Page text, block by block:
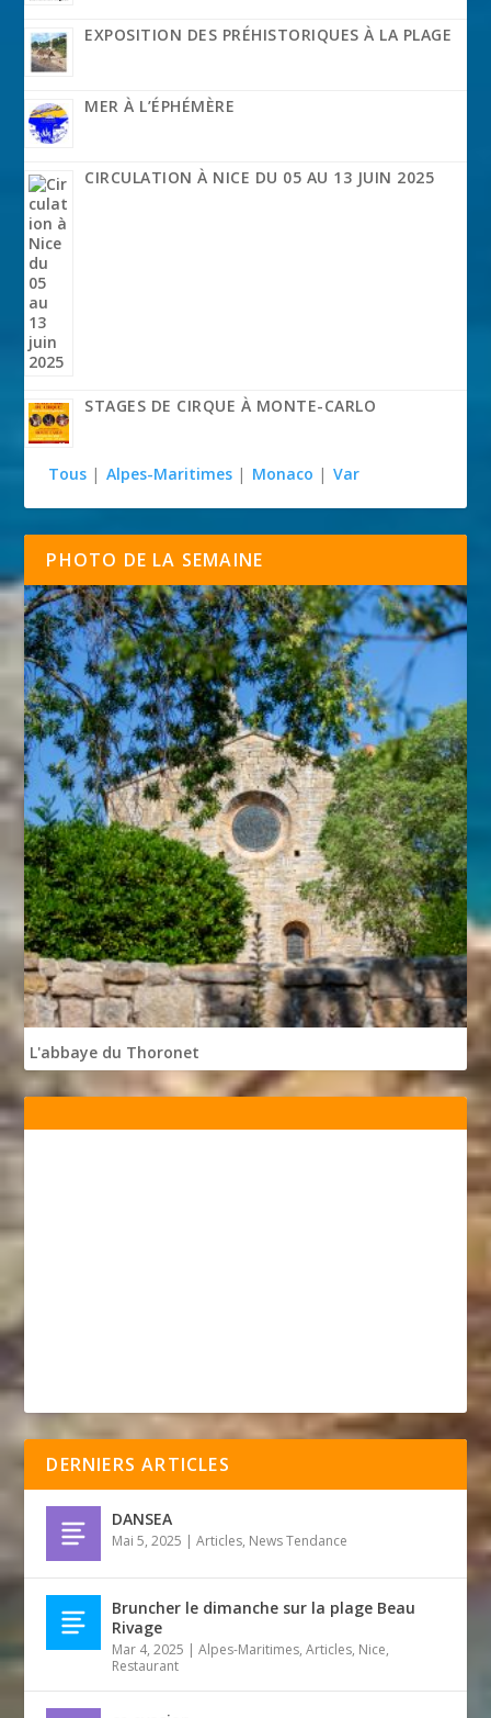
EXPOSITION DES PRÉHISTORIQUES À LA PLAGE
MER À L’ÉPHÉMÈRE
CIRCULATION À NICE DU 05 AU 13 JUIN 2025
STAGES DE CIRQUE À MONTE-CARLO
Tous | Alpes-Maritimes | Monaco | Var
PHOTO DE LA SEMAINE
L'abbaye du Thoronet
DERNIERS ARTICLES
DANSEA
Mai 5, 2025 |Articles, News Tendance
Bruncher le dimanche sur la plage Beau
Rivage
Mar 4, 2025 |Alpes-Maritimes,Articles, Nice,
Restaurant